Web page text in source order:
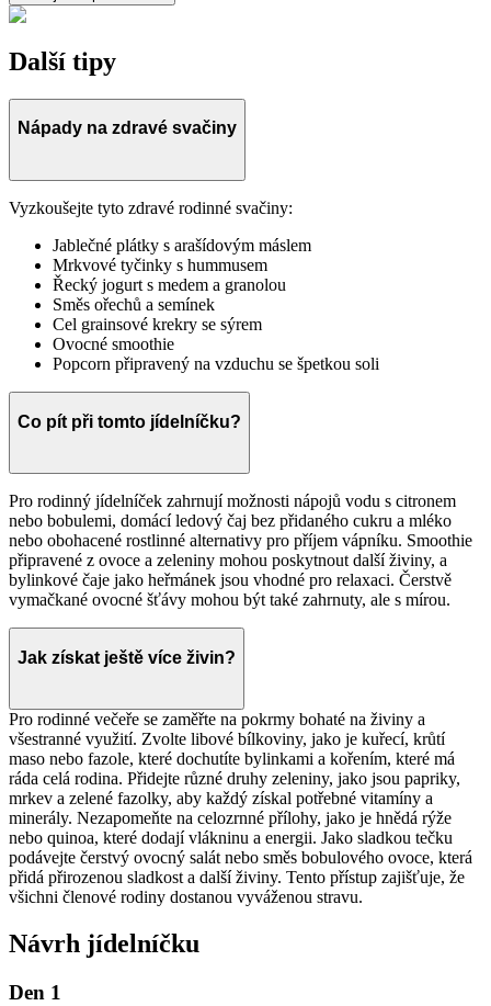
Další tipy
Nápady na zdravé svačiny
Vyzkoušejte tyto zdravé rodinné svačiny:
Jablečné plátky s arašídovým máslem
Mrkvové tyčinky s hummusem
Řecký jogurt s medem a granolou
Směs ořechů a semínek
Cel grainsové krekry se sýrem
Ovocné smoothie
Popcorn připravený na vzduchu se špetkou soli
Co pít při tomto jídelníčku?
Pro rodinný jídelníček zahrnují možnosti nápojů vodu s citronem
nebo bobulemi, domácí ledový čaj bez přidaného cukru a mléko
nebo obohacené rostlinné alternativy pro příjem vápníku. Smoothie
připravené z ovoce a zeleniny mohou poskytnout další živiny, a
bylinkové čaje jako heřmánek jsou vhodné pro relaxaci. Čerstvě
vymačkané ovocné šťávy mohou být také zahrnuty, ale s mírou.
Jak získat ještě více živin?
Pro rodinné večeře se zaměřte na pokrmy bohaté na živiny a
všestranné využití. Zvolte libové bílkoviny, jako je kuřecí, krůtí
maso nebo fazole, které dochutíte bylinkami a kořením, které má
ráda celá rodina. Přidejte různé druhy zeleniny, jako jsou papriky,
mrkev a zelené fazolky, aby každý získal potřebné vitamíny a
minerály. Nezapomeňte na celozrnné přílohy, jako je hnědá rýže
nebo quinoa, které dodají vlákninu a energii. Jako sladkou tečku
podávejte čerstvý ovocný salát nebo směs bobulového ovoce, která
přidá přirozenou sladkost a další živiny. Tento přístup zajišťuje, že
všichni členové rodiny dostanou vyváženou stravu.
Návrh jídelníčku
Den 1